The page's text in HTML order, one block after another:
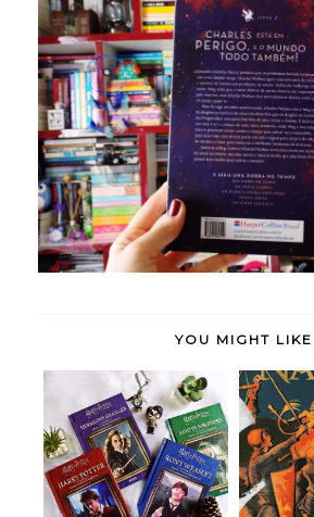
YOU MIGHT LIKE
Harry Potter: Guia
Cinematográfico ...
A